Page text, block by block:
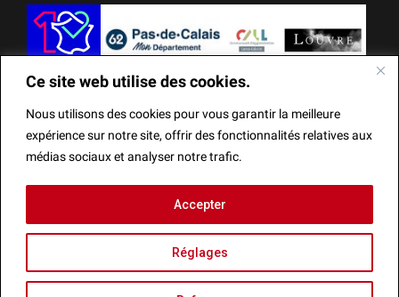
Ce site web utilise des cookies.
Nous utilisons des cookies pour vous garantir la meilleure
expérience sur notre site, offrir des fonctionnalités relatives aux
médias sociaux et analyser notre trafic.
Réglages
Accepter
Mentions LégalesActes administratifs
Ce site web utilise des cookies.
Nous utilisons des cookies pour vous garantir la meilleure
expérience sur notre site, offrir des fonctionnalités relatives aux
médias sociaux et analyser notre trafic.